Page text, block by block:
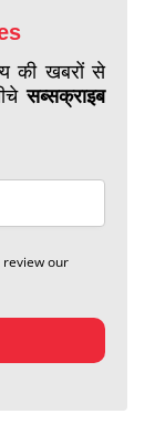
की खबरों से
सब्सक्राइब
review our